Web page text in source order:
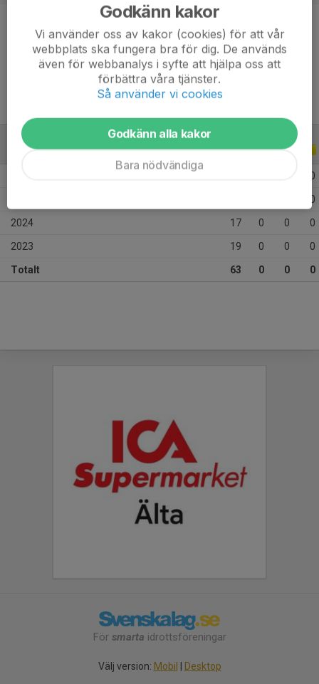
Position
Back
Ålder
20 år
ALLA SERIER ALLA ÅR
0
0
2024 17 0 0 0
2023 19 0 0 0
Totalt 63 0 0 0
För smarta idrottsföreningar
Välj version: Mobil Desktop
Godkänn kakor
Vi använder oss av kakor (cookies) för att vår
webbplats ska fungera bra för dig. De används
även för webbanalys i syfte att hjälpa oss att
förbättra våra tjänster.
Så använder vi cookies
Godkänn alla kakor
Bara nödvändiga